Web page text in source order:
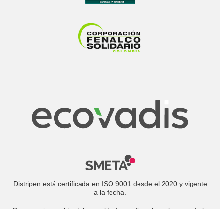
Distripen está certificada en ISO 9001 desde el 2020 y vigente
a la fecha.